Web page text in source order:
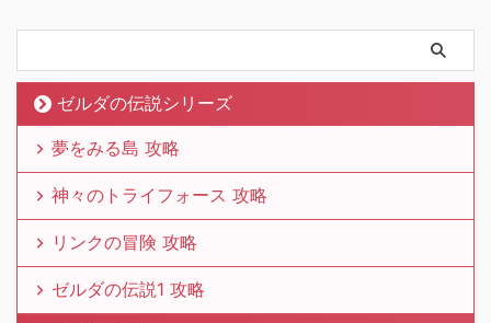
ゼルダの伝説シリーズ
夢をみる島 攻略
神々のトライフォース 攻略
リンクの冒険 攻略
ゼルダの伝説1 攻略